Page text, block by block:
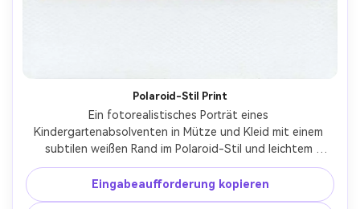
Polaroid-Stil Print
Ein fotorealistisches Porträt eines
Kindergartenabsolventen in Mütze und Kleid mit einem
subtilen weißen Rand im Polaroid-Stil und leichtem
Filmkörner, Kind mit Diplom, weiches Fensterlicht,
aufgenommen auf Leica SL2, 50mm f/1.4, zentrierte
Rahmung, warme nostalgische Farbbewertung, keine
Eingabeaufforderung kopieren